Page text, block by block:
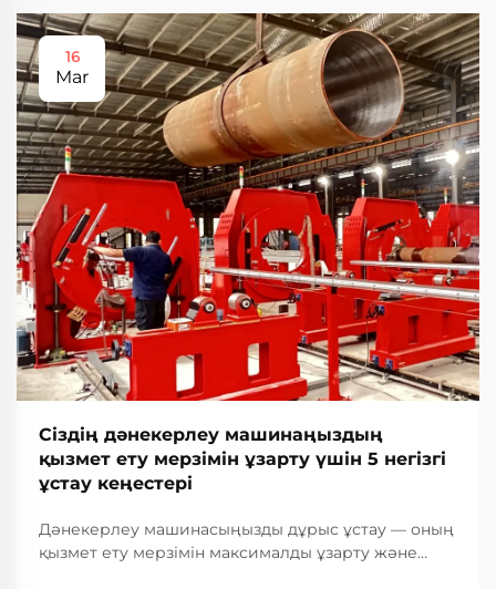
16
Mar
Сіздің дәнекерлеу машинаңыздың
қызмет ету мерзімін ұзарту үшін 5 негізгі
ұстау кеңестері
Дәнекерлеу машинасыңызды дұрыс ұстау — оның
қызмет ету мерзімін максималды ұзарту және